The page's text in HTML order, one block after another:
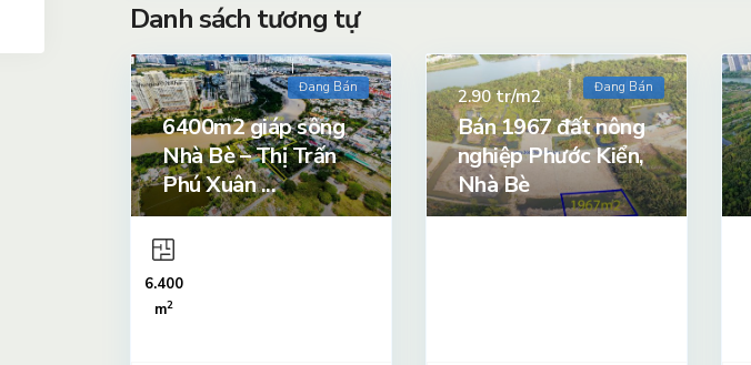
Danh sách tương tự
Đang Bán
6400m2 giáp sông
Nhà Bè – Thị Trấn
Phú Xuân ...
6.400
m2
Đang Bán
2.90tr/m2
Bán 1967 đất nông
nghiệp Phước Kiển,
Nhà Bè